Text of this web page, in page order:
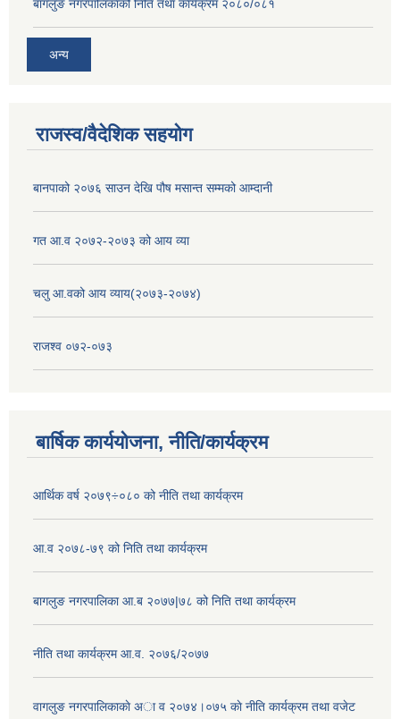
बागलुङ नगरपालिकाको निति तथा कार्यक्रम २०८०/०८१
अन्य
राजस्व/वैदेशिक सहयोग
बानपाको २०७६ साउन देखि पौष मसान्त सम्मको आम्दानी
गत आ.व २०७२-२०७३ को आय व्या
चलु आ.वको आय व्याय(२०७३-२०७४)
राजश्व ०७२-०७३
बार्षिक कार्ययोजना, नीति/कार्यक्रम
आर्थिक वर्ष २०७९÷०८० को नीति तथा कार्यक्रम
आ.व २०७८-७९ को निति तथा कार्यक्रम
बागलुङ नगरपालिका आ.ब २०७७|७८ को निति तथा कार्यक्रम
नीति तथा कार्यक्रम आ.व. २०७६/२०७७
वागलुङ नगरपालिकाकाे अा‍ व २०७४।०७५ काे नीति कार्यक्रम तथा वजेट